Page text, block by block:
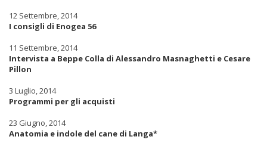
12 Settembre, 2014
I consigli di Enogea 56
11 Settembre, 2014
Intervista a Beppe Colla di Alessandro Masnaghetti e Cesare
Pillon
3 Luglio, 2014
Programmi per gli acquisti
23 Giugno, 2014
Anatomia e indole del cane di Langa*